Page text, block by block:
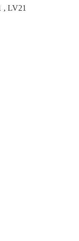
, LV21